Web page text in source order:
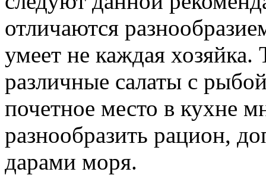
отличаются
умеет не каждая
различные салаты с
почетное место в кухне
разнообразить рацион,
дарами моря.